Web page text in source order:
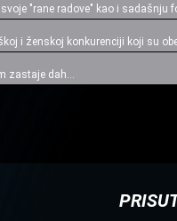
"rane radove" kao i sadašnju
i ženskoj konkurenciji koji su
zastaje dah...